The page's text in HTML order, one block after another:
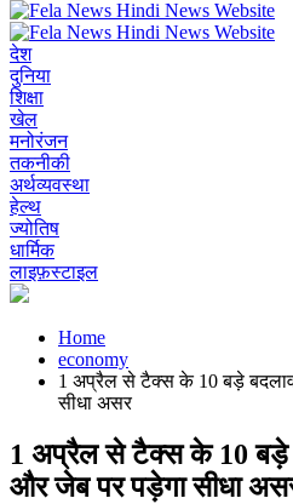
देश
दुनिया
शिक्षा
खेल
मनोरंजन
तकनीकी
अर्थव्यवस्था
हेल्थ
ज्योतिष
धार्मिक
लाइफ़स्टाइल
Home
economy
1 अप्रैल से टैक्स के 10 बड़े
सीधा असर
1 अप्रैल से टैक्स के 10 बड़े
और जेब पर पड़ेगा सीधा